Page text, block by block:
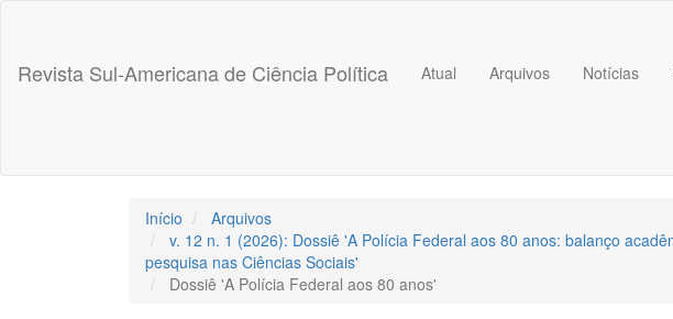
##plugins.themes.bootstrap3.accessible_menu.sidebar##
Revista Sul-Americana de Ciência Política Atual Arquivos Notícias
Início
Arquivos
v. 12 n. 1 (2026): Dossiê 'A Polícia Federal aos 80 anos: balanço
pesquisa nas Ciências Sociais'
Dossiê 'A Polícia Federal aos 80 anos'